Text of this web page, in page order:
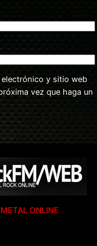
y sitio web
vez que haga un
ONLINE